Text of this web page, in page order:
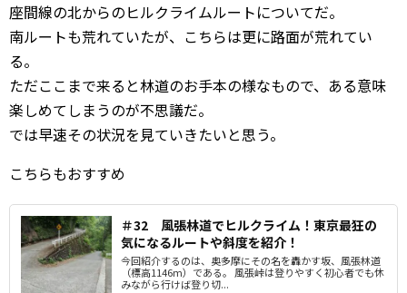
座間線の北からのヒルクライムルートについてだ。
南ルートも荒れていたが、こちらは更に路面が荒れてい
る。
ただここまで来ると林道のお手本の様なもので、ある意味
楽しめてしまうのが不思議だ。
では早速その状況を見ていきたいと思う。
こちらもおすすめ
＃32 風張林道でヒルクライム！東京最狂の
気になるルートや斜度を紹介！
今回紹介するのは、奥多摩にその名を轟かす坂、風張林道
（標高1146m）である。 風張峠は登りやすく初心者でも休
みながら行けば登り切...